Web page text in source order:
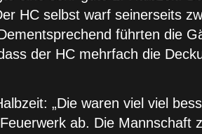
HC selbst warf seinerseits
führten die
der HC mehrfach die
„Die waren viel viel
ab. Die